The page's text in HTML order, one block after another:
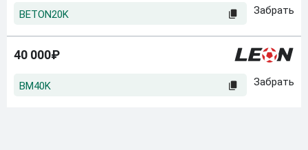
BETON20K
40 000₽
BM40K